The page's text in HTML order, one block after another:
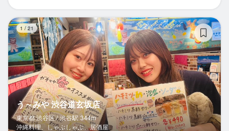
1 / 21
う～みや 渋谷道玄坂店
東京都 渋谷区 / 渋谷駅 344m
沖縄料理、しゃぶしゃぶ、居酒屋